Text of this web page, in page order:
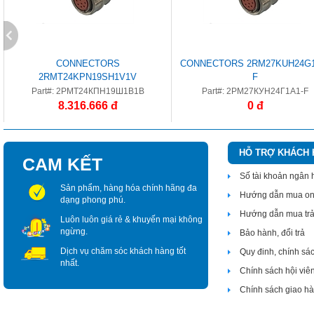
CONNECTORS
2RMT24KPN19SH1V1V
Part#: 2РМТ24КПН19Ш1В1В
8.316.666 đ
CONNECTORS
F
Part#: 2РМ27КУН24Г1А1-F
0 đ
CAM KẾT
Sản phẩm, hàng hóa chính hãng đa
dạng phong phú.
Luôn luôn giá rẻ & khuyến mại không
ngừng.
Dịch vụ chăm sóc khách hàng tốt
nhất.
HỖ TRỢ KHÁCH
Số tài khoản ngân
Hướng dẫn mua
Hướng dẫn mua
Bảo hành, đổi trả
Quy đinh, chính
Chính sách hội
Chính sách giao